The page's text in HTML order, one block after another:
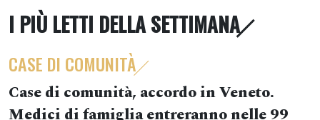
I PIÙ LETTI DELLA SETTIMANA
CASE DI COMUNITÀ
Case di comunità, accordo in Veneto.
Medici di famiglia entreranno nelle 99